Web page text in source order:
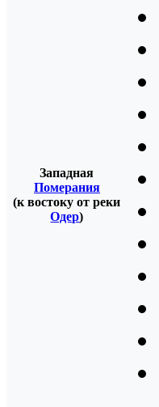
Западная
Померания
(к востоку от реки
Одер)